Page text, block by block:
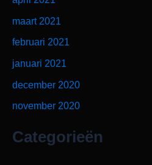
maart 2021
februari 2021
januari 2021
december 2020
november 2020
Categorieën